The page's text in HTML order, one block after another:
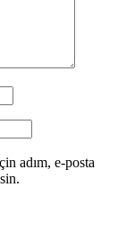
adım, e-posta